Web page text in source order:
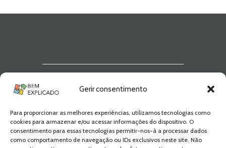
Gerir consentimento
Para proporcionar as melhores experiências, utilizamos tecnologias como
cookies para armazenar e/ou acessar informações do dispositivo. O
consentimento para essas tecnologias permitir-nos-à a processar dados
como comportamento de navegação ou IDs exclusivos neste site. Não
Explicado
Fica a par de todas as novidades! Zero
Spam, apenas novidades e novos
conteúdos!